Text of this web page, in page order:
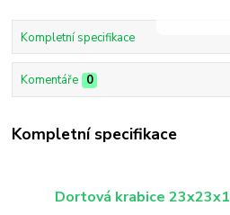
Kompletní specifikace
Komentáře 0
Kompletní specifikace
Dortová krabice